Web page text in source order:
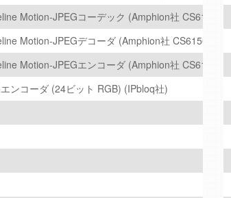
CS9110)
Motion-JPEGコーデック (Amphion社 CS6190)
Motion-JPEGデコーダ (Amphion社 CS6150)
Motion-JPEGエンコーダ (Amphion社 CS6100)
ンコーダ (24ビット RGB) (IPbloq社)